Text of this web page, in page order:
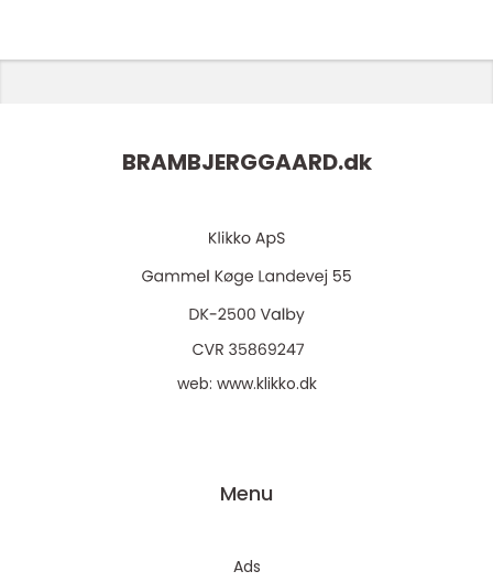
BRAMBJERGGAARD.dk
web: www.klikko.dk
Menu
Ads